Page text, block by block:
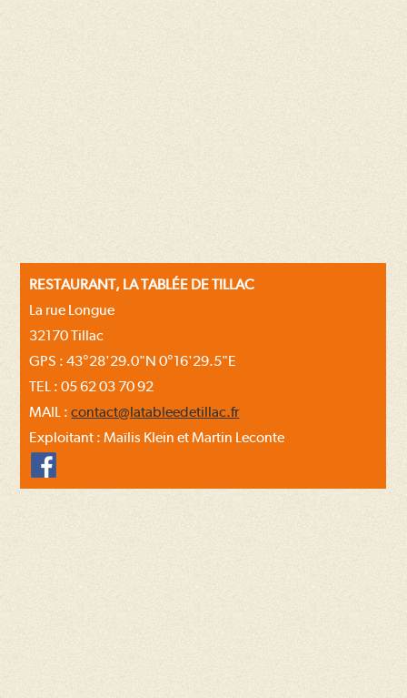
RESTAURANT, LA TABLÉE DE TILLAC
La rue Longue
32170 Tillac
GPS : 43°28'29.0"N 0°16'29.5"E
TEL : 05 62 03 70 92
MAIL :contact@latableedetillac.fr
Exploitant : Maïlis Klein et Martin Leconte